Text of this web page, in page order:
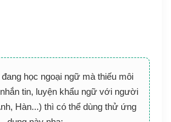
học ngoại ngữ mà thiếu môi
tin, luyện khẩu ngữ với người
Hàn...) thì có thể dùng thử ứng